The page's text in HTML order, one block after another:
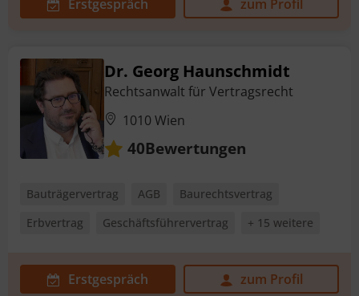
Erstgespräch zum Profil
Dr. Georg Haunschmidt
Rechtsanwalt für Vertragsrecht
1010 Wien
40Bewertungen
Bauträgervertrag AGB
Baurechtsvertrag
Erbvertrag
Geschäftsführervertrag + 15 weitere
Erstgespräch zum Profil